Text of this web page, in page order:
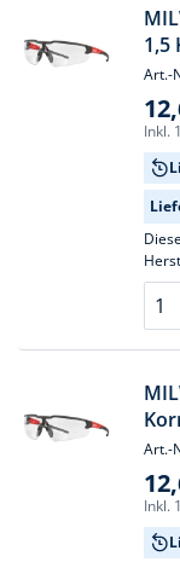
1,5
Art.-
Inkl.
Art.-
Inkl.